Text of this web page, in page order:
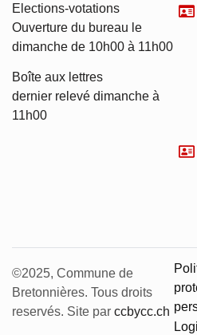
Elections-votations
Ouverture du bureau le
dimanche de 10h00 à 11h00
Boîte aux lettres
dernier relevé dimanche à
11h00
©2025, Commune de
Bretonnières. Tous droits
reservés. Site par ccbycc.ch